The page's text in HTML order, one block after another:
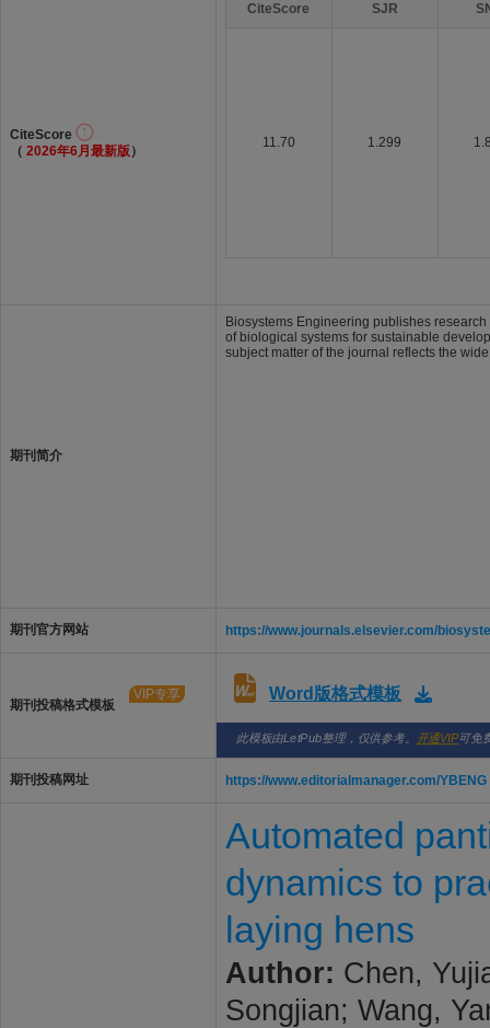
CiteScore
（ 2026年6月最新版 ）
CiteScore SJR
11.70 1.299
期刊简介
Biosystems Engineering publishes
of biological systems for sustainable
subject matter of the journal reflects the
期刊官方网站 https://www.journals.elsevier.com/
期刊投稿格式模板
VIP专享 Word版格式模板
此模板由LetPub整理，仅供参考。 开通VIP可免
期刊投稿网址 https://www.editorialmanager.com/YBENG
Automated
dynamics to
laying hens
Author: Chen,
Songjian; Wang,